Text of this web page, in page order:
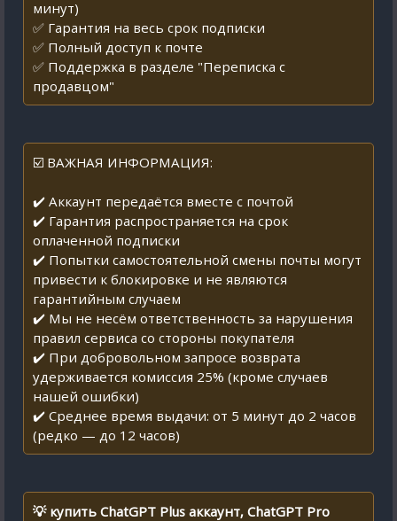
минут)
✅ Гарантия на весь срок подписки
✅ Полный доступ к почте
✅ Поддержка в разделе "Переписка с
продавцом"
☑️ ВАЖНАЯ ИНФОРМАЦИЯ:
✔️ Аккаунт передаётся вместе с почтой
✔️ Гарантия распространяется на срок
оплаченной подписки
✔️ Попытки самостоятельной смены почты могут
привести к блокировке и не являются
гарантийным случаем
✔️ Мы не несём ответственность за нарушения
правил сервиса со стороны покупателя
✔️ При добровольном запросе возврата
удерживается комиссия 25% (кроме случаев
нашей ошибки)
✔️ Среднее время выдачи: от 5 минут до 2 часов
(редко — до 12 часов)
💡 купить ChatGPT Plus аккаунт, ChatGPT Pro